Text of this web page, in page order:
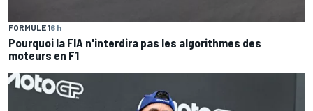
FORMULE 16 h
Pourquoi la FIA n'interdira pas les algorithmes des
moteurs en F1